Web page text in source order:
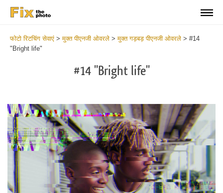
फोटो रिटचिंग सेवाएं >मुक्त पीएनजी ओवरले >मुक्त गड़बड़ पीएनजी ओवरले > #14
"Bright life"
#14 "Bright life"